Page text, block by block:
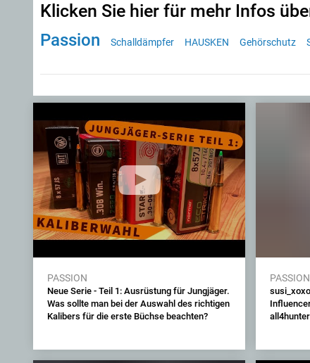
Klicken Sie hier für mehr Infos
Passion Schalldämpfer HAUSKEN Gehörschutz
PASSION
Neue Serie - Teil 1: Ausrüstung für Jungjäger.
Was sollte man bei der Auswahl des richtigen
Kalibers für die erste Büchse beachten?
PASSION